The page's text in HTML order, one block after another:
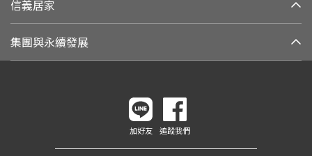
信義居家
集團與永續發展
加好友 追蹤我們